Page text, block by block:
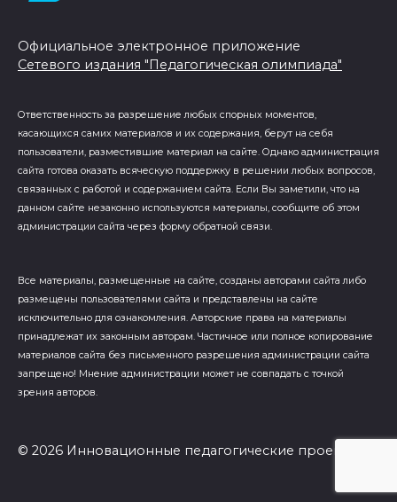
Официальное электронное приложение
Сетевого издания "Педагогическая олимпиада"
Ответственность за разрешение любых спорных моментов,
касающихся самих материалов и их содержания, берут на себя
пользователи, разместившие материал на сайте. Однако администрация
сайта готова оказать всяческую поддержку в решении любых вопросов,
связанных с работой и содержанием сайта. Если Вы заметили, что на
данном сайте незаконно используются материалы, сообщите об этом
администрации сайта через форму обратной связи.
Все материалы, размещенные на сайте, созданы авторами сайта либо
размещены пользователями сайта и представлены на сайте
исключительно для ознакомления. Авторские права на материалы
принадлежат их законным авторам. Частичное или полное копирование
материалов сайта без письменного разрешения администрации сайта
запрещено! Мнение администрации может не совпадать с точкой
зрения авторов.
© 2026 Инновационные педагогические проекты